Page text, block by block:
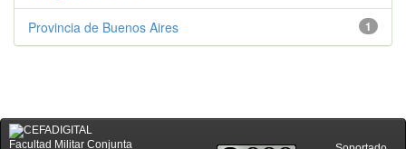
1
Provincia de Buenos Aires
Facultad Militar Conjunta